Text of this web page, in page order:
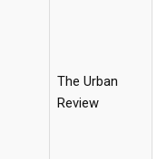
The Urban
Review